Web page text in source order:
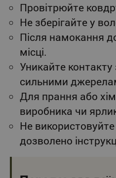
Провітрюйте
Не зберігайте у
Після намокання
місці.
Уникайте
сильними
Для прання або
виробника чи
Не
дозволено